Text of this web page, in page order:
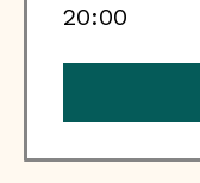
20:00